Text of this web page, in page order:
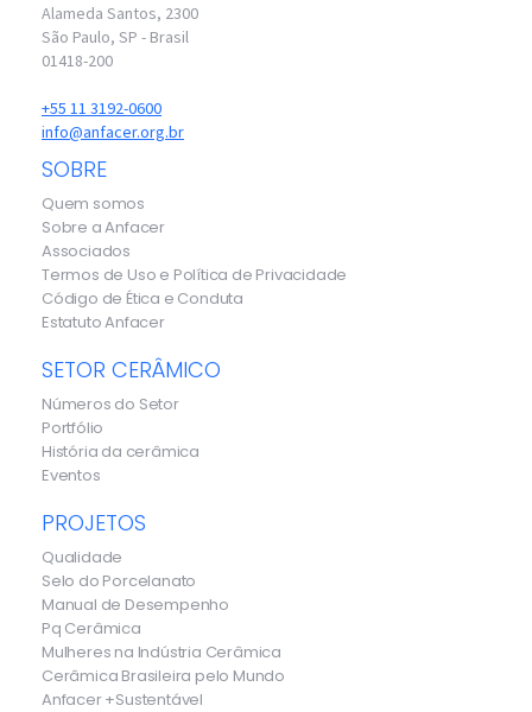
Alameda Santos, 2300
São Paulo, SP - Brasil
01418-200
+55 11 3192-0600
info@anfacer.org.br
SOBRE
Quem somos
Sobre a Anfacer
Associados
Termos de Uso e Política de Privacidade
Código de Ética e Conduta
Estatuto Anfacer
SETOR CERÂMICO
Números do Setor
Portfólio
História da cerâmica
Eventos
PROJETOS
Qualidade
Selo do Porcelanato
Manual de Desempenho
Pq Cerâmica
Mulheres na Indústria Cerâmica
Cerâmica Brasileira pelo Mundo
Anfacer +Sustentável